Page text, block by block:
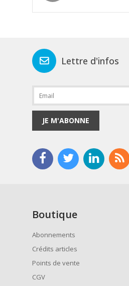
Lettre d'infos
JE M'ABONNE
Boutique
Abonnements
Crédits articles
Points de vente
CGV